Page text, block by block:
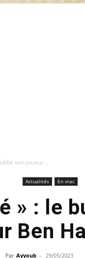
son joueur...
Actualités En vrac
» : le
Ben
Par Ayyoub - 29/05/2023